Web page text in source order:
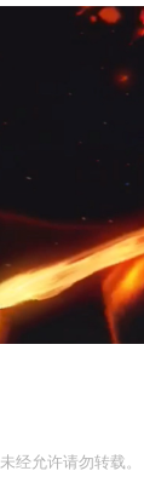
经允许请勿转载。